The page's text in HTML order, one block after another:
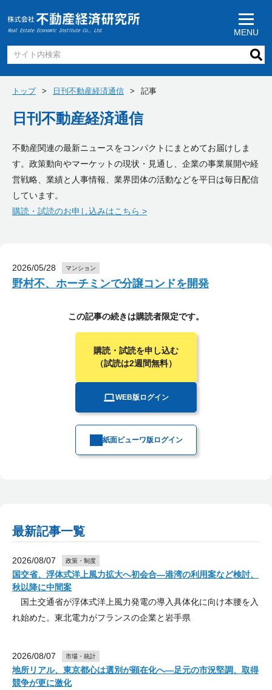
MENU
トップ 日刊不動産経済通信 記事
日刊不動産経済通信
不動産関連の最新ニュースをコンパクトにまとめてお届けしま
す。政策動向やマーケットの現状・見通し、企業の事業展開や経
営戦略、業績と人事情報、業界団体の活動などを平日は毎日配信
しています。
購読・試読のお申し込みはこちら >
2026/05/28 マンション
野村不、ホーチミンで分譲コンドを開発
この記事の続きは購読者限定です。
購読・試読を申し込む
（試読は2週間無料）
WEB版ログイン
紙面ビューワ版ログイン
最新記事一覧
2026/08/07 政策・制度
国交省、浮体式洋上風力拡大へ初会合―港湾の利用案など検討、
秋以降に中間案
国土交通省が浮体式洋上風力発電の導入具体化に向け本腰を入
れ始めた。東北電力がフランスの企業と岩手県
2026/08/07 市場・統計
地所リアル、東京都心は選別が顕在化へ―足元の市況堅調、取得
競争が更に激化